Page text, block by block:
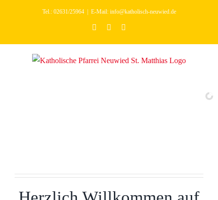
Tel.: 02631/25964 E-Mail: info@katholisch-neuwied.de
facebook
youtube